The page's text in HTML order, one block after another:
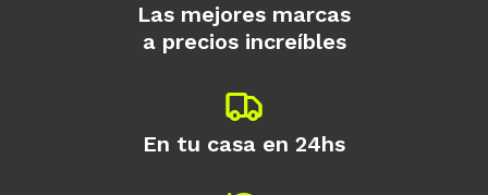
Las mejores marcas
a precios increíbles
En tu casa en 24hs